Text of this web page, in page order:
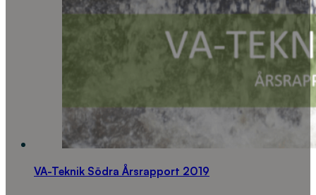
VA-Teknik Södra Årsrapport 2019